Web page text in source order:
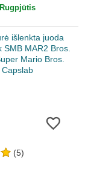
Rugpjūtis
(5)